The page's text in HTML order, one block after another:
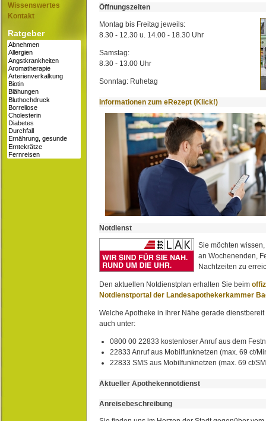
Wissenswertes
Kontakt
Ratgeber
Öffnungszeiten
Montag bis Freitag jeweils:
8.30 - 12.30 u. 14.00 - 18.30 Uhr
Samstag:
8.30 - 13.00 Uhr
Sonntag: Ruhetag
Informationen zum eRezept (Klick!)
Notdienst
Sie möchten
an Wochenenden,
Nachtzeiten zu
Den aktuellen Notdienstplan erhalten Sie beim
Notdienstportal der Landesapothekerkammer
Welche Apotheke in Ihrer Nähe gerade
auch unter:
0800 00 22833 kostenloser Anruf aus dem
22833 Anruf aus Mobilfunknetzen (max. 69 ct/
22833 SMS aus Mobilfunknetzen (max. 69 ct/
Aktueller Apothekennotdienst
Anreisebeschreibung